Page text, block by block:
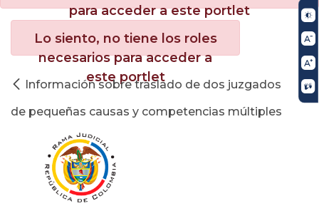
para acceder a este portlet
Lo siento, no tiene los roles
necesarios para acceder a
este portlet
Información sobre traslado de dos juzgados
de pequeñas causas y competencias múltiples